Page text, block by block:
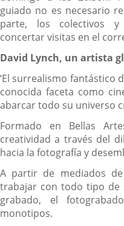
guiado no es necesario
parte, los colectivos y
concertar visitas en el
David Lynch, un artista
‘El surrealismo fantástico
conocida faceta como
abarcar todo su universo
Formado en Bellas
creatividad a través del
hacia la fotografía y
A partir de mediados
trabajar con todo tipo de
grabado, el
monotipos.